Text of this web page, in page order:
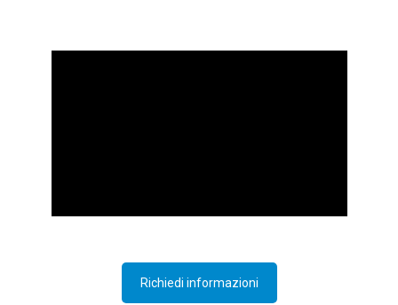
Richiedi informazioni